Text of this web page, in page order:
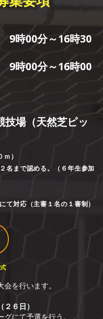
時00分～16時30
時00分～16時00
技場（天然芝ピッ
）
名まで認める。（６年生参加
て対応（主審１名の１審制）
を行います。
６日）
にて予選を行う。